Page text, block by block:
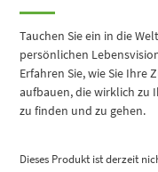
Tauchen Sie ein in die
persönlichen
Erfahren Sie, wie Sie Ihre
aufbauen, die wirklich zu
zu finden und zu gehen.
Dieses Produkt ist derzeit